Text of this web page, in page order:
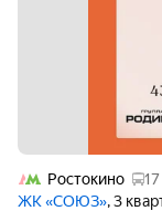
Ростокино
ЖК «СОЮЗ», 3